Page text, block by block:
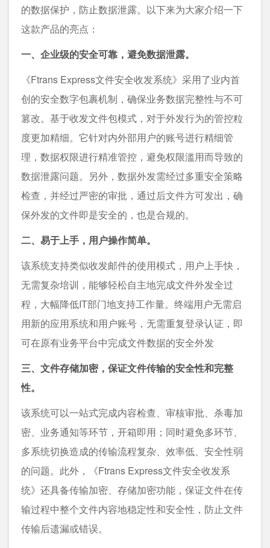
的数据保护，防止数据泄露。以下来为大家介绍一下
这款产品的亮点：
一、企业级的安全可靠，避免数据泄露。
《Ftrans Express文件安全收发系统》采用了业内首
创的安全数字包裹机制，确保业务数据完整性与不可
篡改。基于收发文件包模式，对于外发行为的管控粒
度更加精细。它针对内外部用户的账号进行精细管
理，数据权限进行精准管控，避免权限滥用而导致的
数据泄露问题。另外，数据外发需经过多重安全策略
检查，并经过严密的审批，通过后文件方可发出，确
保外发的文件即是安全的，也是合规的。
二、易于上手，用户操作简单。
该系统支持类似收发邮件的使用模式，用户上手快，
无需复杂培训，能够轻松自主地完成文件外发全过
程，大幅降低IT部门地支持工作量。终端用户无需启
用新的应用系统和用户账号，无需重复登录认证，即
可在原有业务平台中完成文件数据的安全外发
三、文件存储加密，保证文件传输的安全性和完整
性。
该系统可以一站式完成内容检查、审核审批、杀毒加
密、业务通知等环节，开箱即用；同时避免多环节、
多系统切换造成的传输流程复杂、效率低、安全性弱
的问题。此外，《Ftrans Express文件安全收发系
统》还具备传输加密、存储加密功能，保证文件在传
输过程中整个文件内容地稳定性和安全性，防止文件
传输后遗漏或错误。